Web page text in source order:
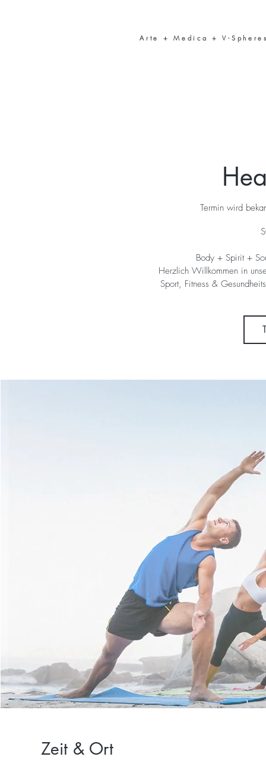
Arte + Medica + V-
Termin wird
Body + Spirit +
Herzlich Willkommen in
Sport, Fitness &
Zeit & Ort